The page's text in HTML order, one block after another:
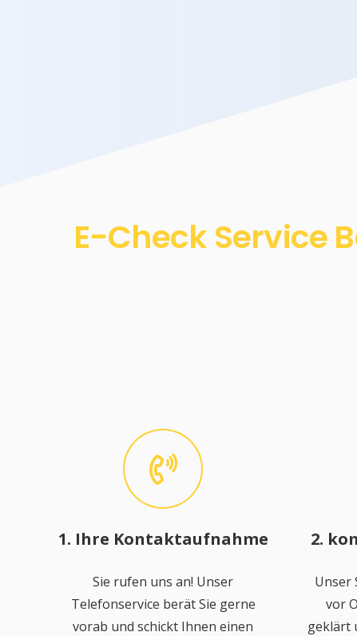
E-Check Service
1. Ihre Kontaktaufnahme
Sie rufen uns an! Unser
Telefonservice berät Sie gerne
vorab und schickt Ihnen einen
2.
Unser
vor
geklärt